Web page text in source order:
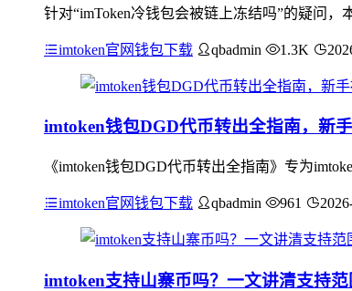
针对“imToken冷钱包会被链上冻结吗”的疑问
imtoken官网钱包下载 qbadmin 1.3K
imtoken钱包DGD代币转出全指南，新
《imtoken钱包DGD代币转出全指南》专为
imtoken官网钱包下载 qbadmin 961
imtoken支持山寨币吗？一文讲清支持